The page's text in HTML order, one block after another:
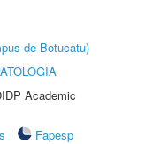
de Botucatu)
Academic
Fapesp